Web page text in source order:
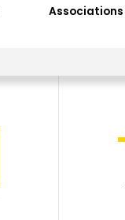
Associations